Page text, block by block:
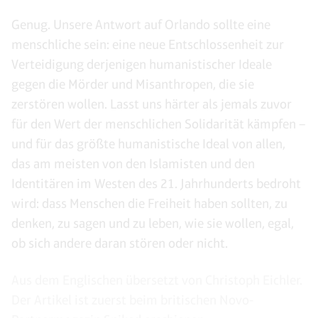
Genug. Unsere Antwort auf Orlando sollte eine
menschliche sein: eine neue Entschlossenheit zur
Verteidigung derjenigen humanistischer Ideale
gegen die Mörder und Misanthropen, die sie
zerstören wollen. Lasst uns härter als jemals zuvor
für den Wert der menschlichen Solidarität kämpfen –
und für das größte humanistische Ideal von allen,
das am meisten von den Islamisten und den
Identitären im Westen des 21. Jahrhunderts bedroht
wird: dass Menschen die Freiheit haben sollten, zu
denken, zu sagen und zu leben, wie sie wollen, egal,
ob sich andere daran stören oder nicht.